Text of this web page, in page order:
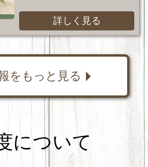
詳しく見る
をもっと見る
について